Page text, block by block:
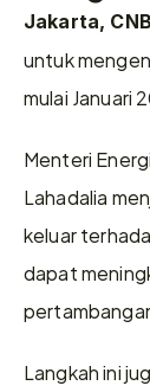
Jakarta,
untuk
mulai Januari
Menteri
Lahadalia
keluar
dapat
Langkah ini